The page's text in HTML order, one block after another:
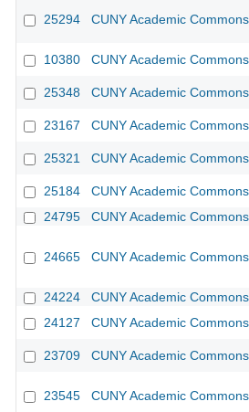
25294 CUNY Academic Commons
10380 CUNY Academic Commons
25348 CUNY Academic Commons
23167 CUNY Academic Commons
25321 CUNY Academic Commons
25184
CUNY Academic Commons
24795
CUNY Academic Commons
24665 CUNY Academic Commons
24224
CUNY Academic Commons
24127
CUNY Academic Commons
23709 CUNY Academic Commons
23545 CUNY Academic Commons